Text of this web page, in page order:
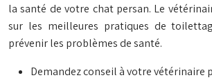
la santé de votre chat persan. Le
sur les meilleures pratiques de
prévenir les problèmes de santé.
Demandez conseil à votre vétérinaire